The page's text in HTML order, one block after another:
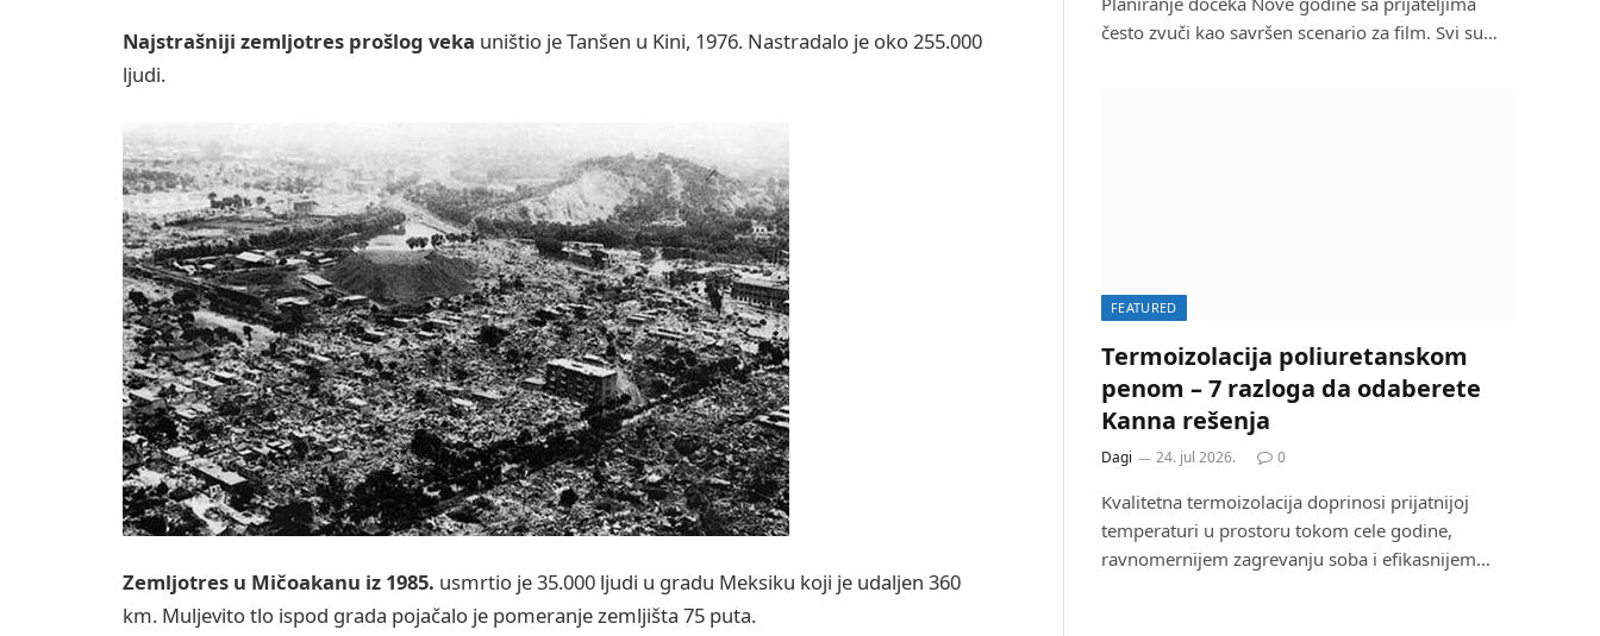
Najstrašniji zemljotres prošlog veka uništio je Tanšen u Kini, 1976. Nastradalo je oko 255.000
ljudi.
Zemljotres u Mičoakanu iz 1985. usmrtio je 35.000 ljudi u gradu Meksiku koji je udaljen 360
km. Muljevito tlo ispod grada pojačalo je pomeranje zemljišta 75 puta.
često zvuči kao savršen scenario za film. Svi su…
FEATURED
Termoizolacija poliuretanskom
penom – 7 razloga da odaberete
Kanna rešenja
Dagi 24. jul 2026. 0
Kvalitetna termoizolacija doprinosi prijatnijoj
temperaturi u prostoru tokom cele godine,
ravnomernijem zagrevanju soba i efikasnijem…